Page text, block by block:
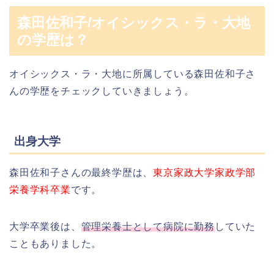
森田佐和子/オイシックス・ラ・大地
の学歴は？
オイシックス・ラ・大地に所属している森田佐和子さ
んの学歴をチェックしていきましょう。
出身大学
森田佐和子さんの最終学歴は、東京家政大学家政学部
栄養学科卒業です。
大学卒業後は、 管理栄養士として病院に勤務していた
こともありました。